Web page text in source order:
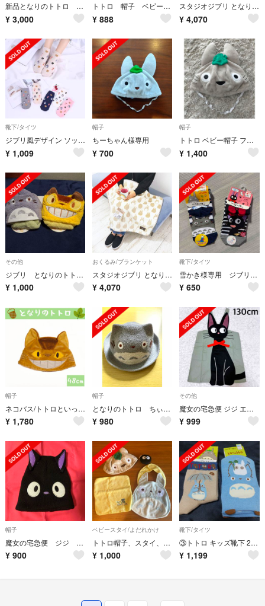
新品となりのトトロ 2wayスリーパー 70〜80cm 背中メッシュ
¥ 3,000
トトロ 帽子 ベビー 赤ちゃん 48 ジブリ
¥ 888
スタジオジブリ となりのトトロ オパールブランケット ひざ掛け
¥ 4,070
靴下/タイツ
ジブリ風デザイン ソックス 5足セット レディース 靴下
¥ 1,009
帽子
ちーちゃん様専用
¥ 700
帽子
トトロ ベビー帽子 フリース素材 46
¥ 1,400
その他
ジブリ となりのトトロ ネコバスフェイス マイクロループタオル セット
¥ 1,000
おくるみ/ブランケット
スタジオジブリ となりのトトロ オパールブランケット ひざ掛け
¥ 4,070
靴下/タイツ
雪かき様専用 ジブリ靴下2足
¥ 650
帽子
ネコバス/トトロといっしょ ベビー 帽子 ジブリ size48cm
¥ 1,780
帽子
となりのトトロ ちぃぼうしシリーズ 大トトロ 52センチ
¥ 980
その他
魔女の宅急便 ジジ エプロン 130cm キッズ 子ども用 猫
¥ 999
帽子
魔女の宅急便 ジジ 帽子
¥ 900
ベビースタイ/よだれかけ
トトロ帽子、スタイ、ハンカチ、ぬいぐるみセット
¥ 1,000
靴下/タイツ
③トトロ キッズ靴下 2足セット 13~19 となりのトトロ
¥ 1,199